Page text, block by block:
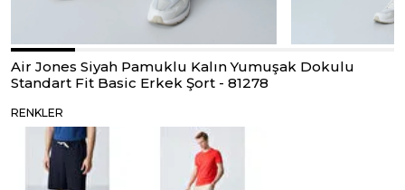
Air Jones Siyah Pamuklu Kalın Yumuşak Dokulu
Standart Fit Basic Erkek Şort - 81278
RENKLER